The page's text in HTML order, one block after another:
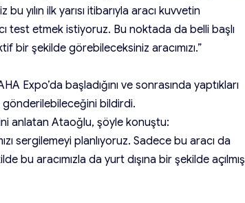
yılın ilk yarısı itibarıyla aracı kuvvetin
test etmek istiyoruz. Bu noktada da belli başlı
bir şekilde görebileceksiniz aracımızı.”
Expo’da başladığını ve sonrasında yaptıkları
bildirdi.
anlatan Ataoğlu, şöyle konuştu:
sergilemeyi planlıyoruz. Sadece bu aracı da
aracımızla da yurt dışına bir şekilde açılmış